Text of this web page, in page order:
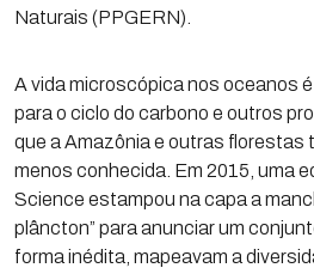
Naturais (PPGERN).
A vida microscópica nos oceanos
para o ciclo do carbono e outros
que a Amazônia e outras florestas
menos conhecida. Em 2015, uma
Science estampou na capa a
plâncton” para anunciar um
forma inédita, mapeavam a